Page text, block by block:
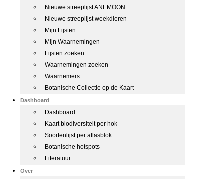
Nieuwe streeplijst ANEMOON
Nieuwe streeplijst weekdieren
Mijn Lijsten
Mijn Waarnemingen
Lijsten zoeken
Waarnemingen zoeken
Waarnemers
Botanische Collectie op de Kaart
Dashboard
Dashboard
Kaart biodiversiteit per hok
Soortenlijst per atlasblok
Botanische hotspots
Literatuur
Over